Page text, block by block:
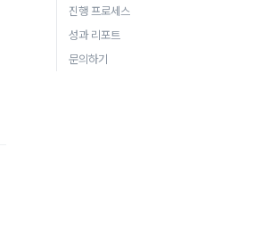
진행 프로세스
성과 리포트
문의하기